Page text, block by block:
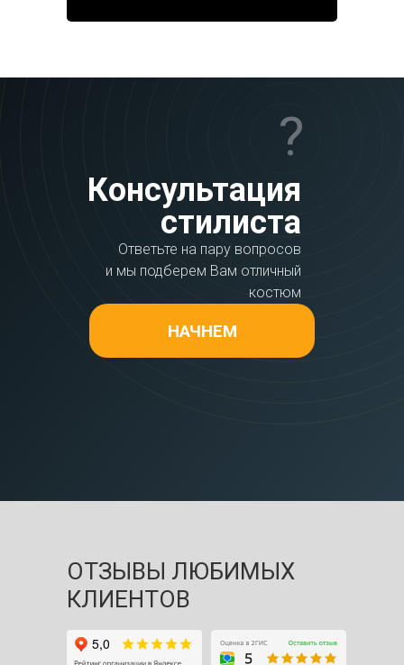
?
Консультация
стилиста
Ответьте на пару вопросов
и мы подберем Вам отличный
костюм
НАЧНЕМ
ОТЗЫВЫ ЛЮБИМЫХ
КЛИЕНТОВ